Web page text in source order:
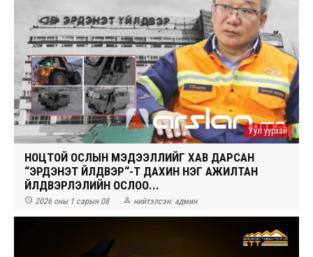
Уул уурхай
НОЦТОЙ ОСЛЫН МЭДЭЭЛЛИЙГ ХАВ ДАРСАН
“ЭРДЭНЭТ ҮЙЛДВЭР“-Т ДАХИН НЭГ АЖИЛТАН
ҮЙЛДВЭРЛЭЛИЙН ОСЛОО...
 2026 оны 1 сарын 08  нийтэлсэн: админ